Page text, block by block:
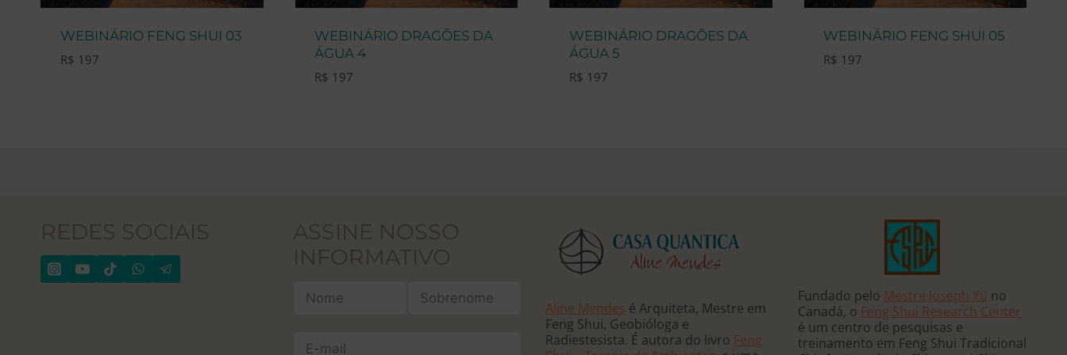
WEBINÁRIO FENG SHUI 03
R$ 197
WEBINÁRIO DRAGÕES DA
ÁGUA 4
R$ 197
WEBINÁRIO DRAGÕES DA
ÁGUA 5
R$ 197
WEBINÁRIO FENG SHUI 05
R$ 197
REDES SOCIAIS
ASSINE NOSSO
INFORMATIVO
Aline Mendes é Arquiteta, Mestre em
Feng Shui, Geobióloga e
Radiestesista. É autora do livro Feng
Fundado pelo Mestre Joseph Yu no
Canadá, o Feng Shui Research Center
é um centro de pesquisas e
treinamento em Feng Shui Tradicional